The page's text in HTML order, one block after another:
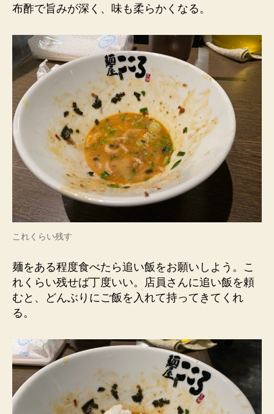
布酢で旨みが深く、味も柔らかくなる。
これくらい残す
麺をある程度食べたら追い飯をお願いしよう。こ
れくらい残せば丁度いい。店員さんに追い飯を頼
むと、どんぶりにご飯を入れて持ってきてくれ
る。